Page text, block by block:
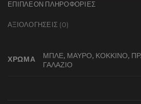
ΕΠΙΠΛΈΟΝ ΠΛΗΡΟΦΟΡΊΕΣ
ΑΞΙΟΛΟΓΉΣΕΙΣ (0)
ΧΡΩΜΑ
ΜΠΛΕ, ΜΑΥΡΟ, ΚΟΚΚΙΝΟ,
ΓΑΛΑΖΙΟ